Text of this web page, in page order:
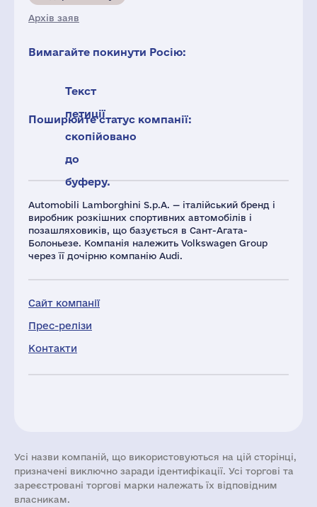
Automobili Lamborghini S.p.A. — італійський бренд і
виробник розкішних спортивних автомобілів і
позашляховиків, що базується в Сант-Агата-
Болоньезе. Компанія належить Volkswagen Group
через її дочірню компанію Audi.
Сайт компанії
Прес-релізи
Контакти
Архів заяв
Вимагайте покинути Росію:
Текст
петиції
скопійовано
до
буферу.
Поширюйте статус компанії:
Усі назви компаній, що використовуються на цій сторінці,
призначені виключно заради ідентифікації. Усі торгові та
зареєстровані торгові марки належать їх відповідним
власникам.